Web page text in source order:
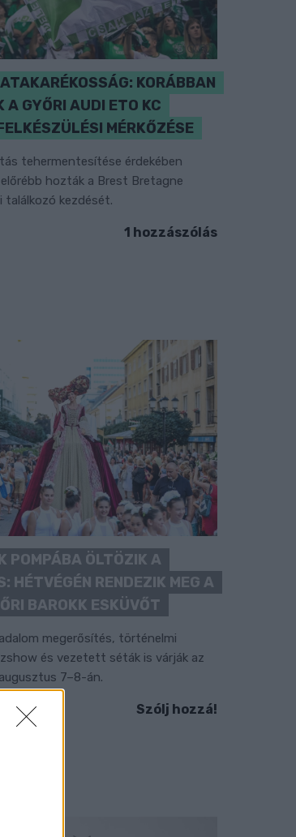
KORÁBBAN
A GYŐRI AUDI ETO KC
MÉRKŐZÉSE
tehermentesítése érdekében
hozták a Brest Bretagne
találkozó kezdését.
1 hozzászólás
POMPÁBA ÖLTÖZIK A
HÉTVÉGÉN RENDEZIK MEG A
BAROKK ESKÜVŐT
megerősítés, történelmi
és vezetett séták is várják az
7–8-án.
Szólj hozzá!